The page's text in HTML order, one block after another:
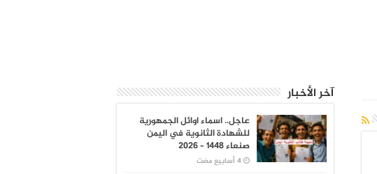
آخر الأخبار
عاجل.. اسماء اوائل الجمهورية
للشهادة الثانوية في اليمن
صنعاء 1448 – 2026